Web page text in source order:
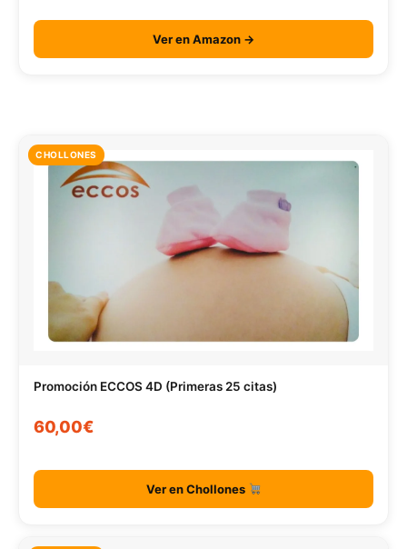
Ver en Amazon →
CHOLLONES
Promoción ECCOS 4D (Primeras 25 citas)
60,00€
Ver en Chollones